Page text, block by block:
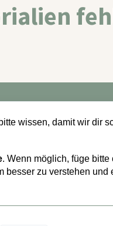
wissen, damit wir dir
. Wenn möglich, füge bitte
besser zu verstehen und